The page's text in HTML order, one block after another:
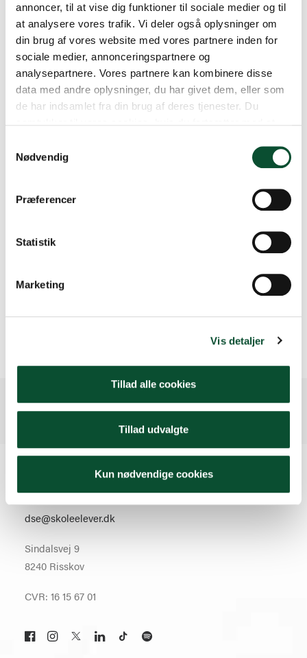
annoncer, til at vise dig funktioner til sociale medier og til
at analysere vores trafik. Vi deler også oplysninger om
din brug af vores website med vores partnere inden for
sociale medier, annonceringspartnere og
analysepartnere. Vores partnere kan kombinere disse
data med andre oplysninger, du har givet dem, eller som
de har indsamlet fra din brug af deres tjenester. Du
Nødvendig
Præferencer
Statistik
Marketing
Vis detaljer
Tillad alle cookies
Tillad udvalgte
Kun nødvendige cookies
får valgt dem på en ordentlig måde.
Vores formand, Mille Mikkelsen, som i dag har budt
velkommen til jer alle sammen, glæder sig også til at se,
hvordan jeres dage bliver.
”Det bliver en festuge! Jeg glæder mig til at følge med i
Hvis du har lyst til at læse mere om Valgugen eller se
med på vores streams, kan du trykke på knappen
dse@skoleelever.dk
Sindalsvej 9
8240 Risskov
CVR: 16 15 67 01